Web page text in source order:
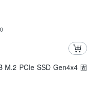
M.2 PCIe SSD Gen4x4 固